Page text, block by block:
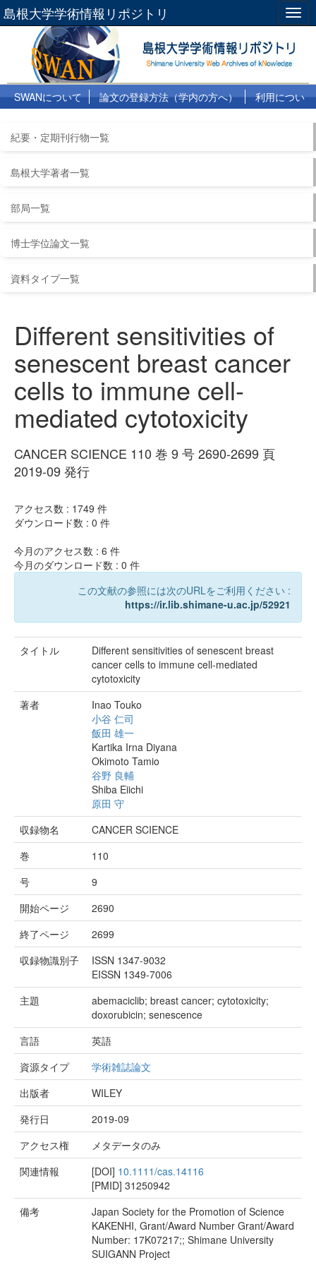
島根大学学術情報リポジトリ
SWANについて 論文の登録方法（学内の方へ）
利用につい
紀要・定期刊行物一覧
島根大学著者一覧
部局一覧
博士学位論文一覧
資料タイプ一覧
Different sensitivities of
senescent breast cancer
cells to immune cell-
mediated cytotoxicity
CANCER SCIENCE 110 巻 9 号 2690-2699 頁
2019-09 発行
アクセス数 : 1749 件
ダウンロード数 : 0 件
今月のアクセス数 : 6 件
今月のダウンロード数 : 0 件
この文献の参照には次のURLをご利用ください :
https://ir.lib.shimane-u.ac.jp/52921
タイトル
Different sensitivities of senescent breast
cancer cells to immune cell-mediated
cytotoxicity
著者
Inao Touko
小谷 仁司
飯田 雄一
Kartika Irna Diyana
Okimoto Tamio
谷野 良輔
Shiba Eiichi
原田 守
収録物名
CANCER SCIENCE
巻
110
号
9
開始ページ
2690
終了ページ
2699
収録物識別子
ISSN 1347-9032
EISSN 1349-7006
主題
abemaciclib; breast cancer; cytotoxicity;
doxorubicin; senescence
言語
英語
資源タイプ
学術雑誌論文
出版者
WILEY
発行日
2019-09
アクセス権
メタデータのみ
関連情報
[DOI] 10.1111/cas.14116
[PMID] 31250942
備考
Japan Society for the Promotion of Science
KAKENHI, Grant/Award Number Grant/Award
Number: 17K07217;; Shimane University
SUIGANN Project